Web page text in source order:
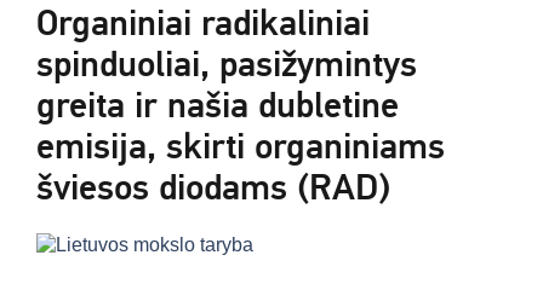
Organiniai radikaliniai
spinduoliai, pasižymintys
greita ir našia dubletine
emisija, skirti organiniams
šviesos diodams (RAD)